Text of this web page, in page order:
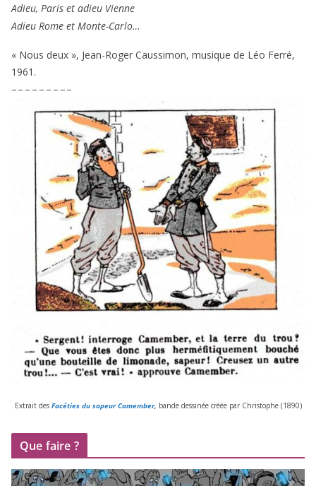
Adieu, Paris et adieu Vienne
Adieu Rome et Monte-Carlo…
« Nous deux », Jean-Roger Caussimon, musique de Léo Ferré,
1961 .
– – – – – – – – –
Extrait desFacéties du sapeur Camember, bande des­si­née créée par Christophe (1890)
Que faire ?